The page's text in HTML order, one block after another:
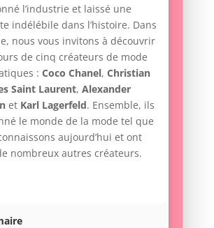
l’industrie et laissé une
indélébile dans l’histoire. Dans
nous vous invitons à découvrir
de cinq créateurs de mode
: Coco Chanel, Christian
Saint Laurent, Alexander
et Karl Lagerfeld. Ensemble, ils
le monde de la mode tel que
aujourd’hui et ont
nombreux autres créateurs.